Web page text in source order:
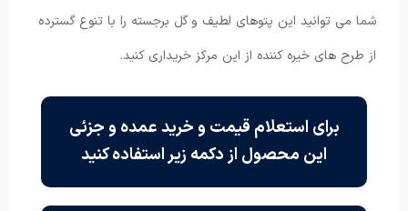
شما می توانید این پتوهای لطیف و گل برجسته را با تنوع گسترده
از طرح های خیره کننده از این مرکز خریداری کنید.
برای استعلام قیمت و خرید عمده و جزئی
این محصول از دکمه زیر استفاده کنید